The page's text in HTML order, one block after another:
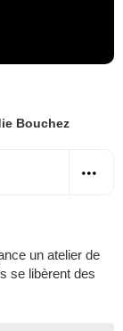
Bouchez
un atelier de
se libèrent des